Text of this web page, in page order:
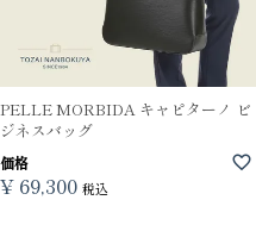
PELLE MORBIDA キャピターノ ビ
ジネスバッグ
価格
¥ 69,300 税込